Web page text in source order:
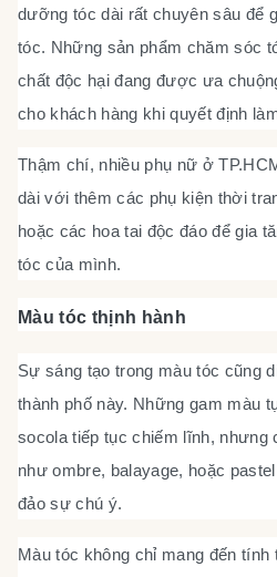
dưỡng tóc dài rất chuyên sâu để
tóc. Những sản phẩm chăm sóc
chất độc hại đang được ưa
cho khách hàng khi quyết định
Thậm chí, nhiều phụ nữ ở
dài với thêm các phụ kiện thời
hoặc các hoa tai độc đáo để gia
tóc của mình.
Màu tóc thịnh hành
Sự sáng tạo trong màu tóc cũng
thành phố này. Những gam màu
socola tiếp tục chiếm lĩnh, nhưng
như ombre, balayage, hoặc
đảo sự chú ý.
Màu tóc không chỉ mang đến